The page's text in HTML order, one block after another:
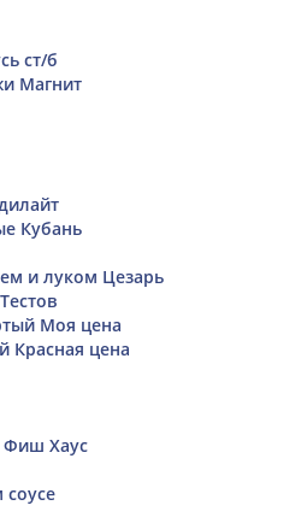
ст/б
Магнит
Кубань
и луком Цезарь
Моя цена
Красная цена
Фиш Хаус
соусе